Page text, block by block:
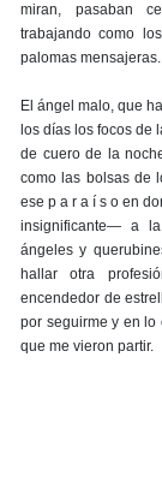
miran, pasaban
trabajando como
palomas mensajeras.
El ángel malo, que
los días los focos de
de cuero de la
como las bolsas de
ese p a r a í s o en
insignificante— a
ángeles y
hallar otra
encendedor de
por seguirme y en lo
que me vieron partir.